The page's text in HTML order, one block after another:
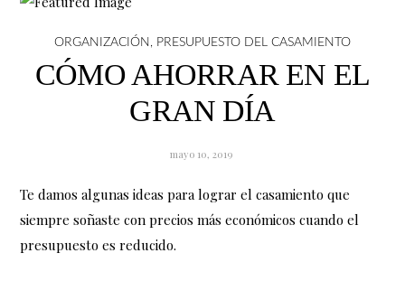
ORGANIZACIÓN , PRESUPUESTO DEL CASAMIENTO
CÓMO AHORRAR EN EL
GRAN DÍA
mayo 10, 2019
Te damos algunas ideas para lograr el casamiento que
siempre soñaste con precios más económicos cuando el
presupuesto es reducido.